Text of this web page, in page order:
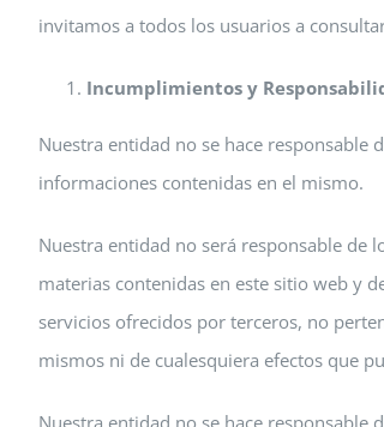
invitamos a todos los usuarios a
Incumplimientos y
Nuestra entidad no se hace
informaciones contenidas en el mismo.
Nuestra entidad no será responsable de
materias contenidas en este sitio web y
servicios ofrecidos por terceros, no
mismos ni de cualesquiera efectos que
Nuestra entidad no se hace responsable